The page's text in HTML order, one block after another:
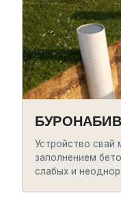
Устройство свай
заполнением
слабых и